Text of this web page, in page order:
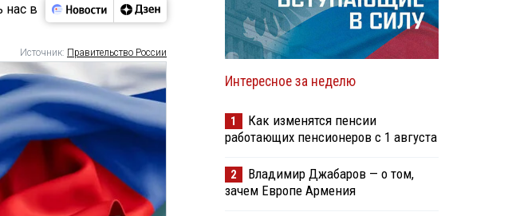
нас в
Источник: Правительство России
Интересное за неделю
1
Как изменятся пенсии
работающих пенсионеров с 1 августа
2
Владимир Джабаров — о том,
зачем Европе Армения